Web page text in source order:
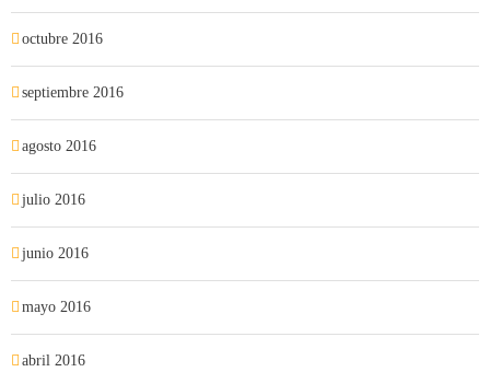
octubre 2016
septiembre 2016
agosto 2016
julio 2016
junio 2016
mayo 2016
abril 2016